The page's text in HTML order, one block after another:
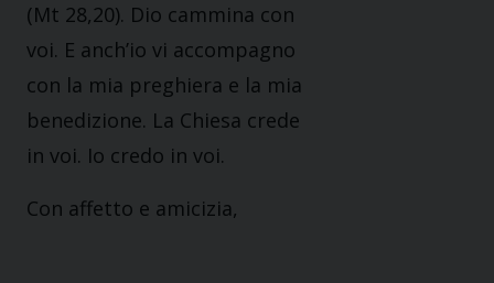
(Mt 28,20). Dio cammina con
voi. E anch’io vi accompagno
con la mia preghiera e la mia
benedizione. La Chiesa crede
in voi. Io credo in voi.
Con affetto e amicizia,